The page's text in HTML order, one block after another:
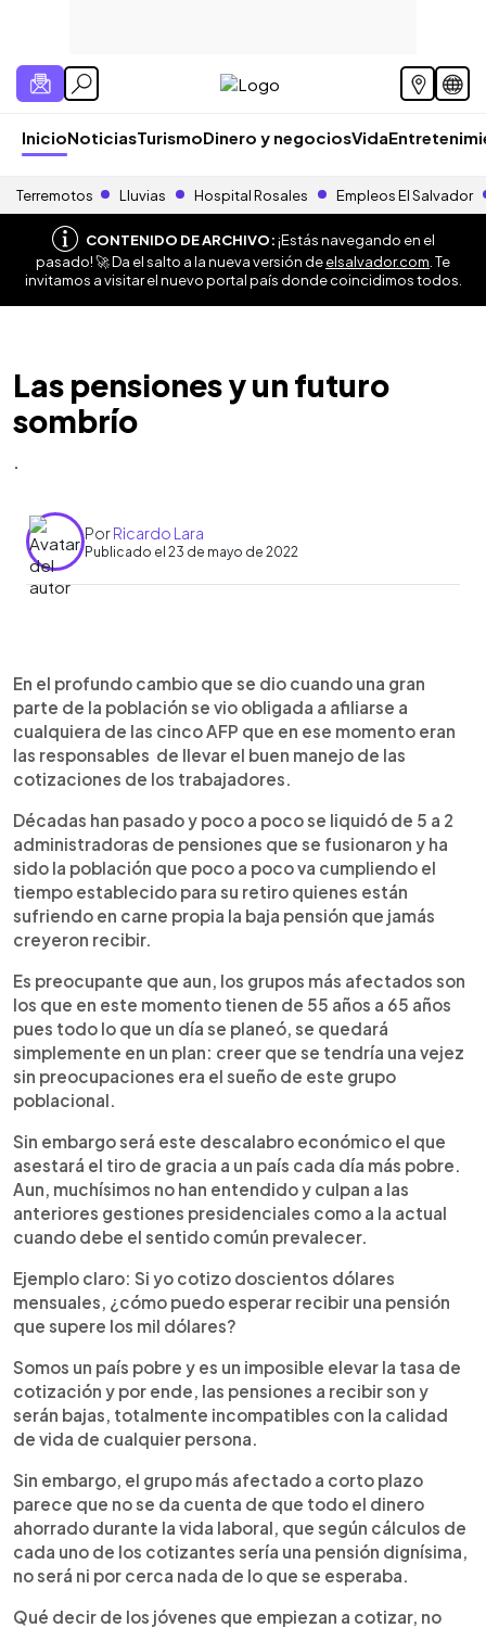
InicioNoticiasTurismoDinero y negociosVida
Terremotos Lluvias Hospital Rosales Empleos El Salvador
CONTENIDO DE ARCHIVO:¡Estás navegando en el
pasado! 🚀 Da el salto a la nueva versión deelsalvador.com . Te
invitamos a visitar el nuevo portal país donde coincidimos todos.
Las pensiones y un futuro
sombrío
.
PorRicardo Lara
Publicado el 23 de mayo de 2022
Escuchar artículo
En el profundo cambio que se dio cuando una gran
parte de la población se vio obligada a afiliarse a
cualquiera de las cinco AFP que en ese momento eran
las responsables de llevar el buen manejo de las
cotizaciones de los trabajadores.
Décadas han pasado y poco a poco se liquidó de 5 a 2
administradoras de pensiones que se fusionaron y ha
sido la población que poco a poco va cumpliendo el
tiempo establecido para su retiro quienes están
sufriendo en carne propia la baja pensión que jamás
creyeron recibir.
Es preocupante que aun, los grupos más afectados son
los que en este momento tienen de 55 años a 65 años
pues todo lo que un día se planeó, se quedará
simplemente en un plan: creer que se tendría una vejez
sin preocupaciones era el sueño de este grupo
poblacional.
Sin embargo será este descalabro económico el que
asestará el tiro de gracia a un país cada día más pobre.
Aun, muchísimos no han entendido y culpan a las
anteriores gestiones presidenciales como a la actual
cuando debe el sentido común prevalecer.
Ejemplo claro: Si yo cotizo doscientos dólares
mensuales, ¿cómo puedo esperar recibir una pensión
que supere los mil dólares?
Somos un país pobre y es un imposible elevar la tasa de
cotización y por ende, las pensiones a recibir son y
serán bajas, totalmente incompatibles con la calidad
de vida de cualquier persona.
Sin embargo, el grupo más afectado a corto plazo
parece que no se da cuenta de que todo el dinero
ahorrado durante la vida laboral, que según cálculos de
cada uno de los cotizantes sería una pensión dignísima,
no será ni por cerca nada de lo que se esperaba.
Qué decir de los jóvenes que empiezan a cotizar, no